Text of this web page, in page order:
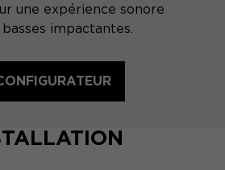
une expérience sonore
impactantes.